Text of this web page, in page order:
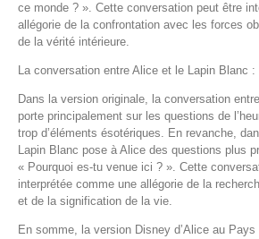
ce monde ? ». Cette conversation peut être
allégorie de la confrontation avec les forces
de la vérité intérieure.
La conversation entre Alice et le Lapin Blanc :
Dans la version originale, la conversation
porte principalement sur les questions de
trop d’éléments ésotériques. En revanche,
Lapin Blanc pose à Alice des questions plus
« Pourquoi es-tu venue ici ? ». Cette
interprétée comme une allégorie de la
et de la signification de la vie.
En somme, la version Disney d’Alice au